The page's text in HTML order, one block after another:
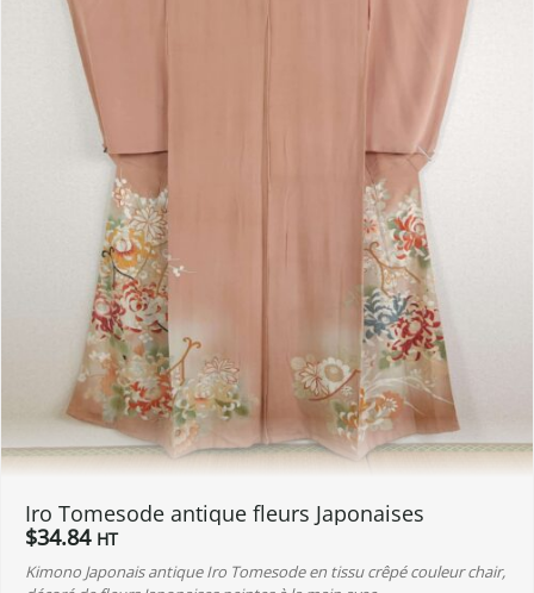
Iro Tomesode antique fleurs Japonaises
$34.84 HT
Kimono Japonais antique Iro Tomesode en tissu crêpé couleur chair,